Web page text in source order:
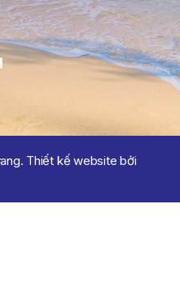
Thiết kế website bởi